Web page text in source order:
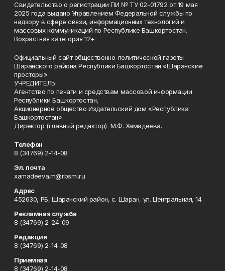
Свидетельство о регистрации ПИ № ТУ 02-01792 от 19 мая
2025 года выдано Управлением Федеральной службы по
надзору в сфере связи, информационных технологий и
массовых коммуникаций по Республике Башкортостан.
Возрастная категория 12+
Официальный сайт общественно-политической газеты
Шаранского района Республики Башкортостан «Шаранские
просторы»
УЧРЕДИТЕЛЬ:
Агентство по печати и средствам массовой информации
Республики Башкортостан,
Акционерное общество Издательский дом «Республика
Башкортостан».
Директор (главный редактор) М.Ф. Хамадеева.
Телефон
8 (34769) 2-14-08
Эл. почта
xamadeeva.m@rbsmi.ru
Адрес
452630, РБ, Шаранский район, с. Шаран, ул. Центральная, 14
Рекламная служба
8 (34769) 2-24-09
Редакция
8 (34769) 2-14-08
Приемная
8 (34769) 2-14-08